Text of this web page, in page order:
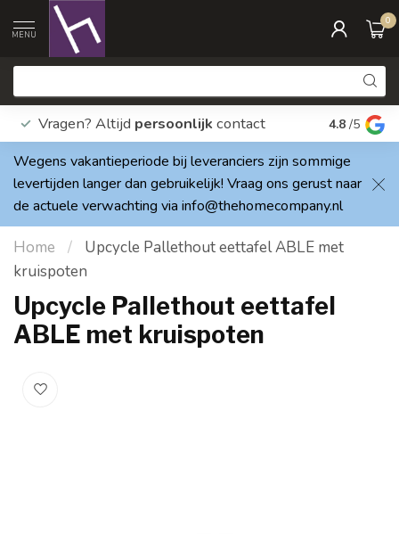
MENU
0
Vragen? Altijd persoonlijk contact Elke dag
4.8 /5
Wegens vakantieperiode bij leveranciers zijn sommige
levertijden langer dan gebruikelijk! Vraag ons gerust naar
de actuele verwachting via info@thehomecompany.nl
Home /
Upcycle Pallethout eettafel ABLE met
kruispoten
Upcycle Pallethout eettafel
ABLE met kruispoten